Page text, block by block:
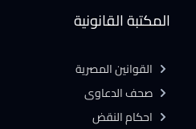
المكتبة القانونية
القوانين المصرية
صحف الدعاوى
احكام النقض